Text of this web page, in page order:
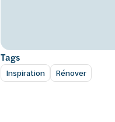
Tags
Inspiration Rénover